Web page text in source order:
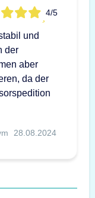
4/5
und
der
aber
da der
28.08.2024